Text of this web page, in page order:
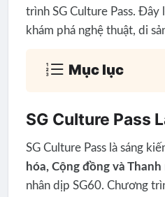
trình SG Culture Pass.
khám phá nghệ thuật, di
Mục lục
SG Culture Pass
SG Culture Pass là sáng
hóa, Cộng đồng và
nhân dịp SG60. Chương